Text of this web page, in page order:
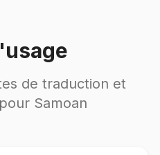
de traduction et
Samoan